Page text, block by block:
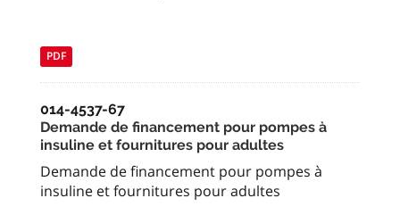
PDF
014-4537-67
Demande de financement pour pompes à
insuline et fournitures pour adultes
Demande de financement pour pompes à
insuline et fournitures pour adultes